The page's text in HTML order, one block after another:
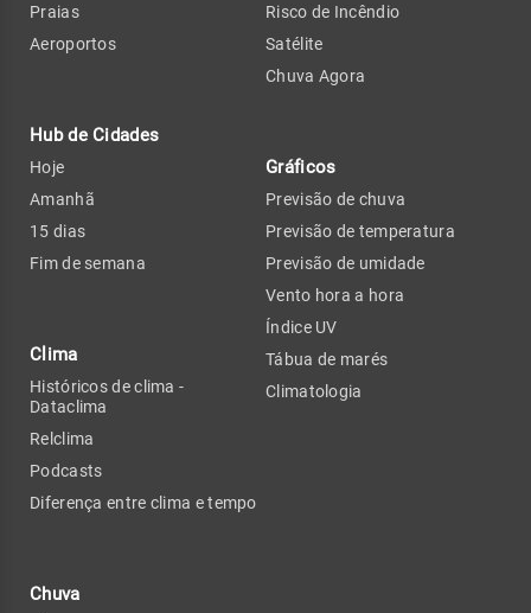
Praias
Aeroportos
Hub de Cidades
Hoje
Amanhã
15 dias
Fim de semana
Clima
Históricos de clima -
Dataclima
Relclima
Podcasts
Diferença entre clima e tempo
Chuva
Risco de Incêndio
Satélite
Chuva Agora
Gráficos
Previsão de chuva
Previsão de temperatura
Previsão de umidade
Vento hora a hora
Índice UV
Tábua de marés
Climatologia